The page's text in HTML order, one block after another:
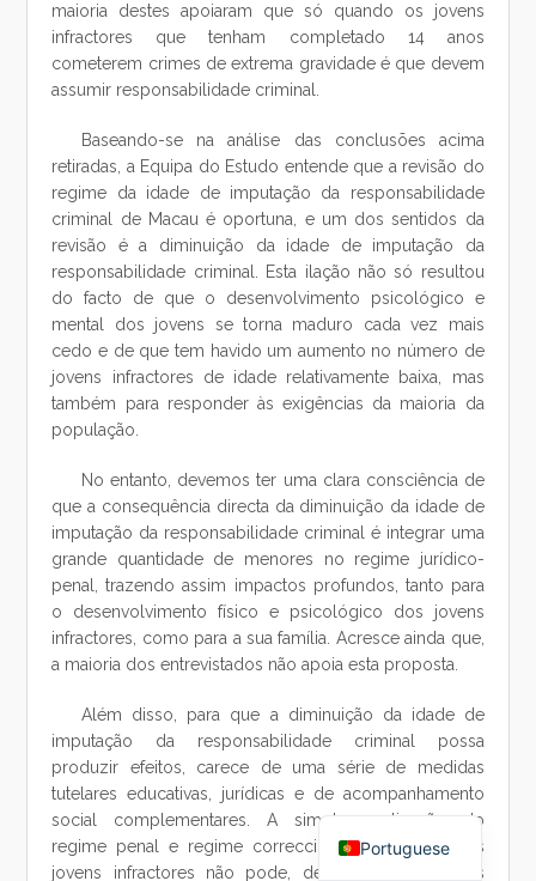
maioria destes apoiaram que só quando os jovens
infractores que tenham completado 14 anos
cometerem crimes de extrema gravidade é que devem
assumir responsabilidade criminal.
Baseando-se na análise das conclusões acima
retiradas, a Equipa do Estudo entende que a revisão do
regime da idade de imputação da responsabilidade
criminal de Macau é oportuna, e um dos sentidos da
revisão é a diminuição da idade de imputação da
responsabilidade criminal. Esta ilação não só resultou
do facto de que o desenvolvimento psicológico e
mental dos jovens se torna maduro cada vez mais
cedo e de que tem havido um aumento no número de
jovens infractores de idade relativamente baixa, mas
também para responder às exigências da maioria da
população.
No entanto, devemos ter uma clara consciência de
que a consequência directa da diminuição da idade de
imputação da responsabilidade criminal é integrar uma
grande quantidade de menores no regime jurídico-
penal, trazendo assim impactos profundos, tanto para
o desenvolvimento físico e psicológico dos jovens
infractores, como para a sua família. Acresce ainda que,
a maioria dos entrevistados não apoia esta proposta.
Além disso, para que a diminuição da idade de
imputação da responsabilidade criminal possa
produzir efeitos, carece de uma série de medidas
tutelares educativas, jurídicas e de acompanhamento
social complementares. A simples aplicação do
regime penal e regime correccional de adultos aos
jovens infractores não pode, de facto, produzir os
Portuguese
Chinese